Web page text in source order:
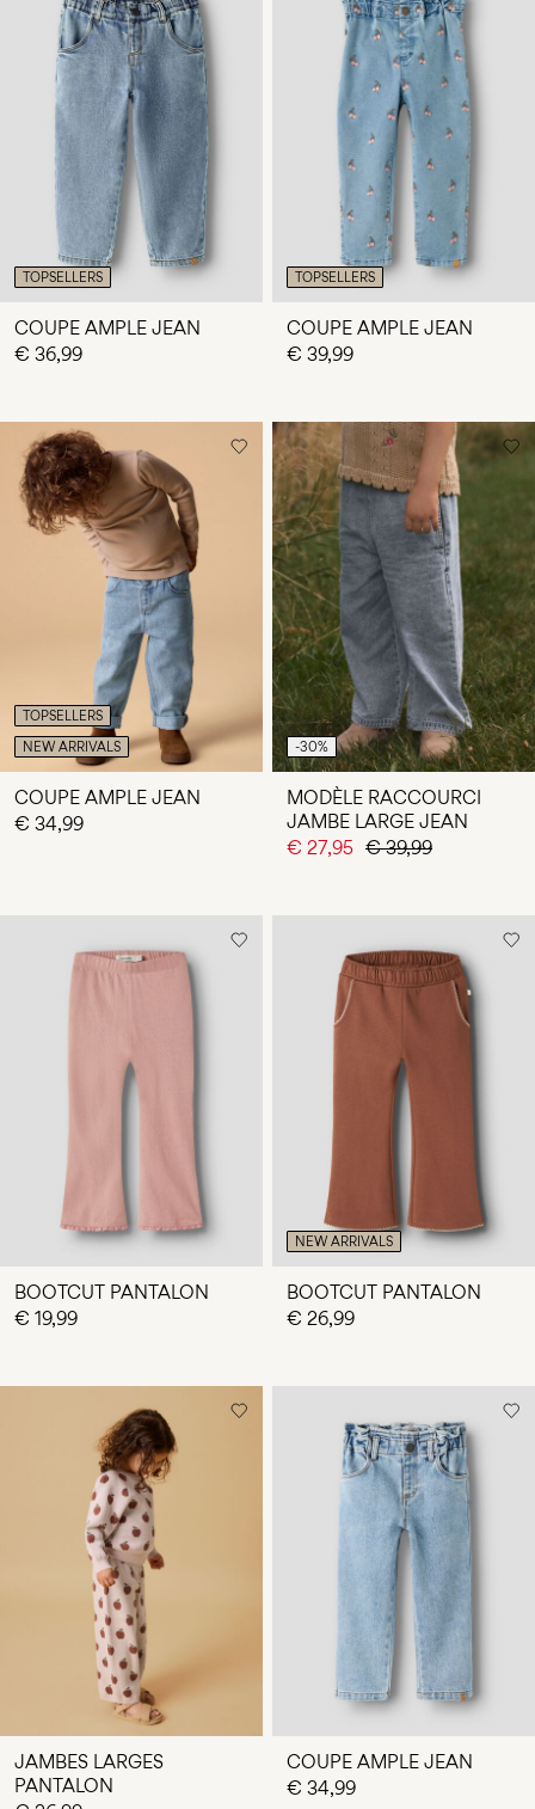
TOPSELLERS
COUPE AMPLE JEAN
€ 36,99
TOPSELLERS
COUPE AMPLE JEAN
€ 39,99
TOPSELLERS
NEW ARRIVALS
COUPE AMPLE JEAN
€ 34,99
-30%
MODÈLE RACCOURCI
JAMBE LARGE JEAN
€ 27,95 € 39,99
BOOTCUT PANTALON
€ 19,99
NEW ARRIVALS
BOOTCUT PANTALON
€ 26,99
JAMBES LARGES
PANTALON
COUPE AMPLE JEAN
€ 34,99